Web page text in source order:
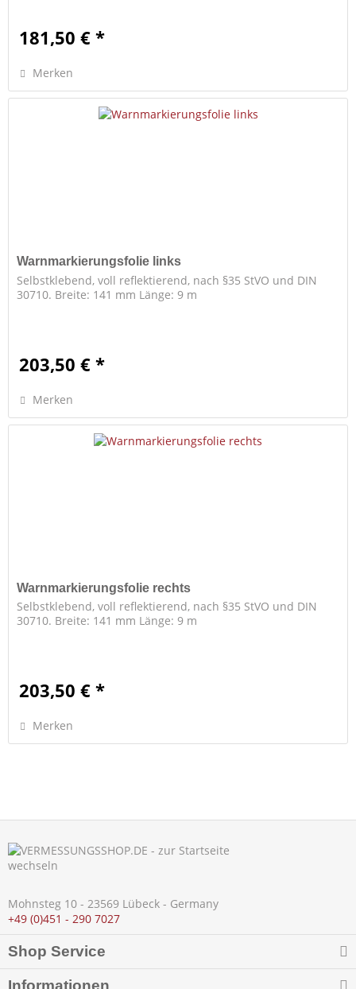
181,50 € *
Merken
Warnmarkierungsfolie links
Selbstklebend, voll reflektierend, nach §35 StVO und DIN
30710. Breite: 141 mm Länge: 9 m
203,50 € *
Merken
Warnmarkierungsfolie rechts
Selbstklebend, voll reflektierend, nach §35 StVO und DIN
30710. Breite: 141 mm Länge: 9 m
203,50 € *
Merken
Mohnsteg 10 - 23569 Lübeck - Germany
+49 (0)451 - 290 7027
Shop Service
Informationen